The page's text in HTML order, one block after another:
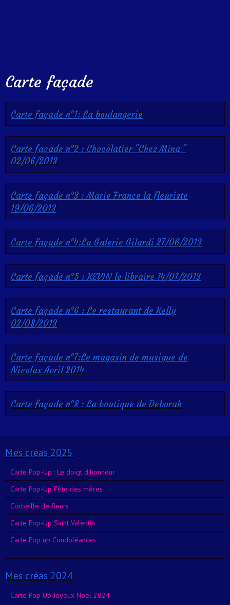
Carte façade
Carte façade n°1: La boulangerie
Carte facade n°2 : Chocolatier "Chez Mina "
02/06/2013
Carte façade n°3 : Marie France la fleuriste
19/06/2013
Carte façade n°4:La Galerie Gilardi 27/06/2013
Carte façade n°5 : KEVIN le libraire 14/07/2013
Carte façade n°6 : Le restaurant de Kelly
02/08/2013
Carte façade n°7:Le magasin de musique de
Nicolas Avril 2014
Carte façade n°8 : La boutique de Deborah
Mes créas 2025
Carte Pop-Up : Le doigt d'honneur
Carte Pop-Up Fête des mères
Corbeille de fleurs
Carte Pop-Up Saint Valentin
Carte Pop up Condoléances
Mes créas 2024
Carte Pop Up Joyeux Noel 2024